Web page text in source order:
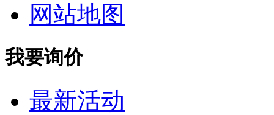
网站地图
我要询价
最新活动